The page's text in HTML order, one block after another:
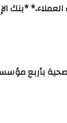
العملاء،* *بنك
الخدمات الصحية